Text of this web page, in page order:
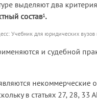
выделяют два
состав1.
Учебник для юридических
и судебной
некоммерческие
в статьях 27, 28,